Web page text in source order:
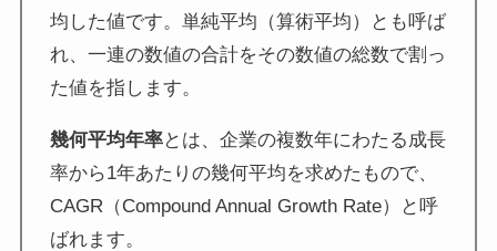
均した値です。単純平均（算術平均）とも呼ば
れ、一連の数値の合計をその数値の総数で割っ
た値を指します。
幾何平均年率とは、企業の複数年にわたる成長
率から1年あたりの幾何平均を求めたもので、
CAGR（Compound Annual Growth Rate）と呼
ばれます。